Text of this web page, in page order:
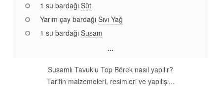
1 su bardağı Süt
Yarım çay bardağı Sıvı Yağ
1 su bardağı Susam
...
Susamlı Tavuklu Top Börek nasıl yapılır?
Tarifin malzemeleri, resimleri ve yapılışı...